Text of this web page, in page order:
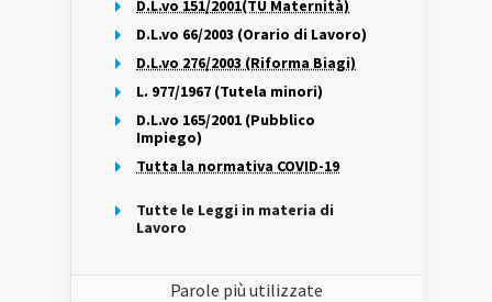
D.L.vo 151/2001(TU Maternità)
D.L.vo 66/2003 (Orario di Lavoro)
D.L.vo 276/2003 (Riforma Biagi)
L. 977/1967 (Tutela minori)
D.L.vo 165/2001 (Pubblico
Impiego)
Tutta la normativa COVID-19
Tutte le Leggi in materia di
Lavoro
Parole più utilizzate